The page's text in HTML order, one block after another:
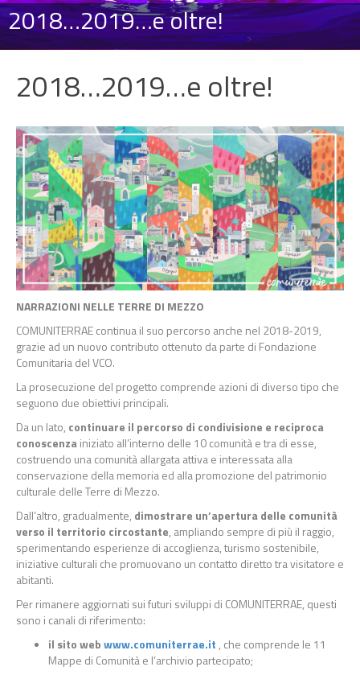
2018…2019…e oltre!
2018…2019…e oltre!
NARRAZIONI NELLE TERRE DI MEZZO
COMUNITERRAE continua il suo percorso anche nel 2018-2019,
grazie ad un nuovo contributo ottenuto da parte di Fondazione
Comunitaria del VCO.
La prosecuzione del progetto comprende azioni di diverso tipo che
seguono due obiettivi principali.
Da un lato, continuare il percorso di condivisione e reciproca
conoscenzainiziato all’interno delle 10 comunità e tra di esse,
costruendo una comunità allargata attiva e interessata alla
conservazione della memoria ed alla promozione del patrimonio
culturale delle Terre di Mezzo.
Dall’altro, gradualmente, dimostrare un’apertura delle comunità
verso il territorio circostante, ampliando sempre di più il raggio,
sperimentando esperienze di accoglienza, turismo sostenibile,
iniziative culturali che promuovano un contatto diretto tra visitatore e
abitanti.
Per rimanere aggiornati sui futuri sviluppi di COMUNITERRAE, questi
sono i canali di riferimento:
il sito webwww.comuniterrae.it , che comprende le 11
Mappe di Comunità e l’archivio partecipato;